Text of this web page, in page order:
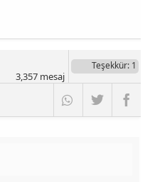
Teşekkür: 1
3,357mesaj